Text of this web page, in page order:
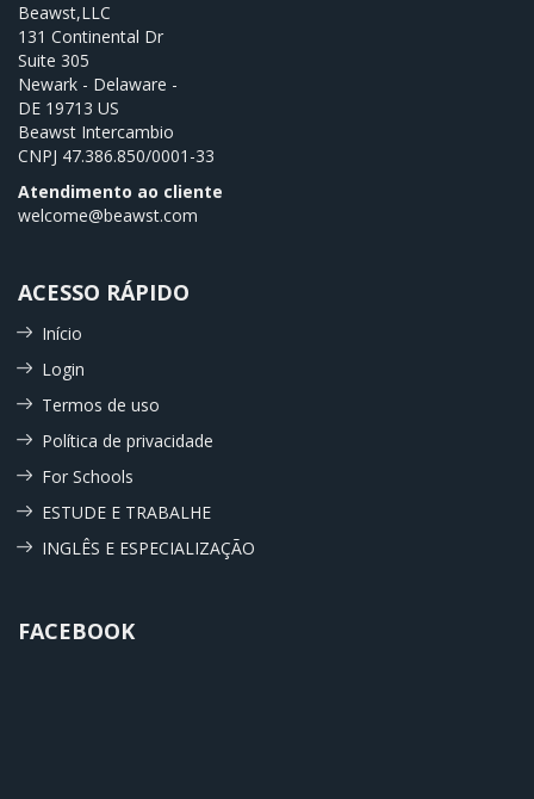
Beawst,LLC
131 Continental Dr
Suite 305
Newark - Delaware -
DE 19713 US
Beawst Intercambio
CNPJ 47.386.850/0001-33
Atendimento ao cliente
welcome@beawst.com
ACESSO RÁPIDO
Início
Login
Termos de uso
Política de privacidade
For Schools
ESTUDE E TRABALHE
INGLÊS E ESPECIALIZAÇÃO
FACEBOOK